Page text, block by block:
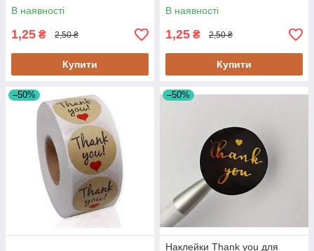
В наявності
1,25 ₴ 2,50 ₴
Купити
В наявності
1,25 ₴ 2,50 ₴
Купити
–50% –50%
Наклейки Thank you для